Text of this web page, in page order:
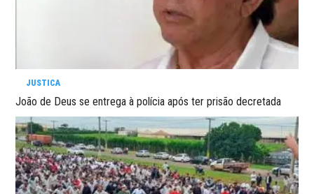
JUSTICA
João de Deus se entrega à polícia após ter prisão decretada